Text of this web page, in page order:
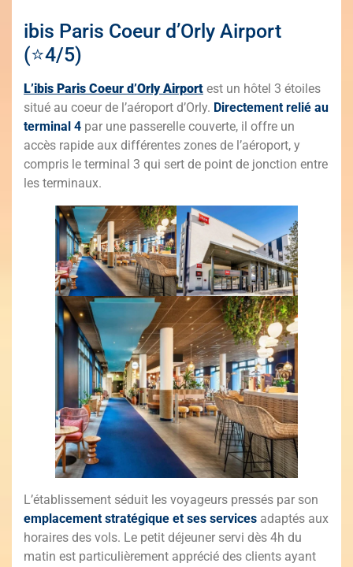
ibis Paris Coeur d’Orly Airport
(⭐4/5)
L’ibis Paris Coeur d’Orly Airport est un hôtel 3 étoiles
situé au coeur de l’aéroport d’Orly. Directement relié au
terminal 4 par une passerelle couverte, il offre un
accès rapide aux différentes zones de l’aéroport, y
compris le terminal 3 qui sert de point de jonction entre
les terminaux.
L’établissement séduit les voyageurs pressés par son
emplacement stratégique et ses services adaptés aux
horaires des vols. Le petit déjeuner servi dès 4h du
matin est particulièrement apprécié des clients ayant